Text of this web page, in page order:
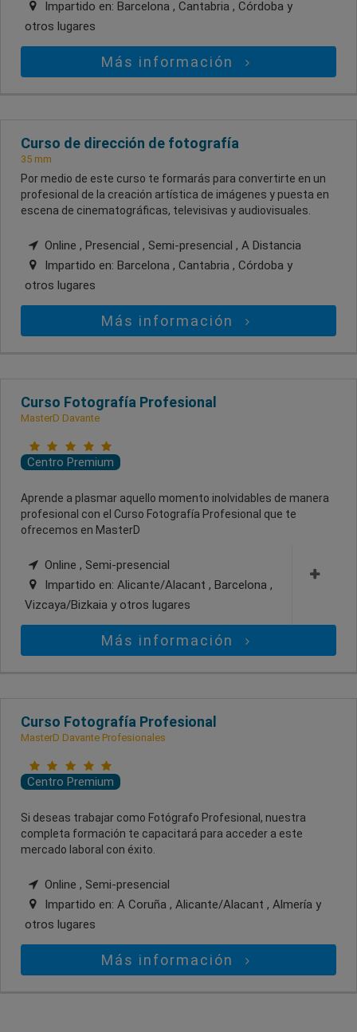
Impartido en: Barcelona , Cantabria , Córdoba y
otros lugares
Más información
Curso de dirección de fotografía
35 mm
Por medio de este curso te formarás para convertirte en un
profesional de la creación artística de imágenes y puesta en
escena de cinematográficas, televisivas y audiovisuales.
Online , Presencial , Semi-presencial , A Distancia
Impartido en: Barcelona , Cantabria , Córdoba y
otros lugares
Más información
Curso Fotografía Profesional
MasterD Davante
Centro Premium
Aprende a plasmar aquello momento inolvidables de manera
profesional con el Curso Fotografía Profesional que te
ofrecemos en MasterD
Online , Semi-presencial
Impartido en: Alicante/Alacant , Barcelona ,
Vizcaya/Bizkaia y otros lugares
Más información
Curso Fotografía Profesional
MasterD Davante Profesionales
Centro Premium
Si deseas trabajar como Fotógrafo Profesional, nuestra
completa formación te capacitará para acceder a este
mercado laboral con éxito.
Online , Semi-presencial
Impartido en: A Coruña , Alicante/Alacant , Almería y
otros lugares
Más información